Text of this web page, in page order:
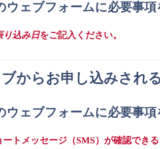
ェブフォームに必要事
り込み日をご記入ください。
からお申し込みされ
ェブフォームに必要事
ートメッセージ（SMS）が確認でき